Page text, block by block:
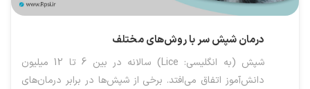
درمان شپش سر با روش‌های مختلف
شپش (به انگلیسی: Lice) سالانه در بین 6 تا 12 میلیون
دانش‌آموز اتفاق می‌افتد. برخی از شپش‌ها در برابر درمان‌های